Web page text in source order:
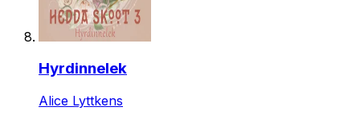
Hyrdinnelek
Alice Lyttkens